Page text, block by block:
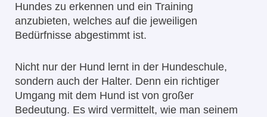
Hundes zu erkennen und ein Training
anzubieten, welches auf die jeweiligen
Bedürfnisse abgestimmt ist.
Nicht nur der Hund lernt in der Hundeschule,
sondern auch der Halter. Denn ein richtiger
Umgang mit dem Hund ist von großer
Bedeutung. Es wird vermittelt, wie man seinem